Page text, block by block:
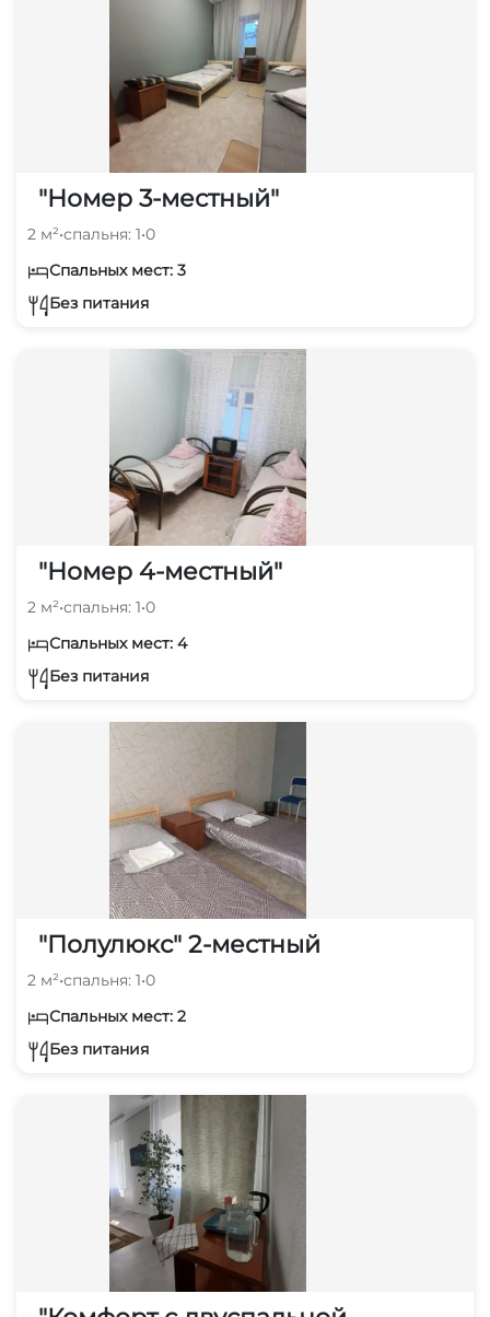
"Номер 3-местный"
2 м²•спальня: 1•0
Спальных мест: 3
Без питания
"Номер 4-местный"
2 м²•спальня: 1•0
Спальных мест: 4
Без питания
"Полулюкс" 2-местный
2 м²•спальня: 1•0
Спальных мест: 2
Без питания